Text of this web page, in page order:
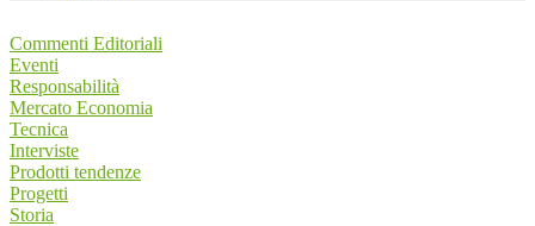
Commenti Editoriali
Eventi
Responsabilità
Mercato Economia
Tecnica
Interviste
Prodotti tendenze
Progetti
Storia